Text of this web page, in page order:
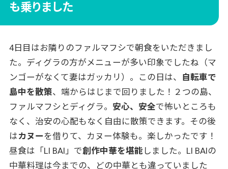
も乗りました
4日目はお隣りのファルマフシで朝食をいただきまし
た。ディグラの方がメニューが多い印象でしたね（マ
ンゴーがなくて妻はガッカリ）。この日は、
自転車で
島中を散策、端からはじまで回りました！２つの島、
ファルマフシとディグラ。 安心、安全で怖いところも
なく、治安の心配もなく自由に散策できます。その後
はカヌーを借りて、カヌー体験も。楽しかったです！
昼食は「LI BAI」で創作中華を堪能 しました。LI BAIの
中華料理は今までの、どの中華とも違っていました